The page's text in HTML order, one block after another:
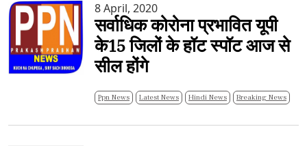
8 April, 2020
सर्वाधिक कोरोना प्रभावित यूपी
के15 जिलों के हॉट स्पॉट आज से
सील होंगे
Ppn News Latest News Hindi News Breaking News